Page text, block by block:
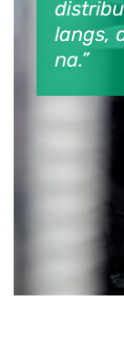
langs,
na.”